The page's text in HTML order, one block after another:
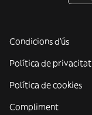
Condicions d'ús
Política de privacitat
Política de cookies
Compliment